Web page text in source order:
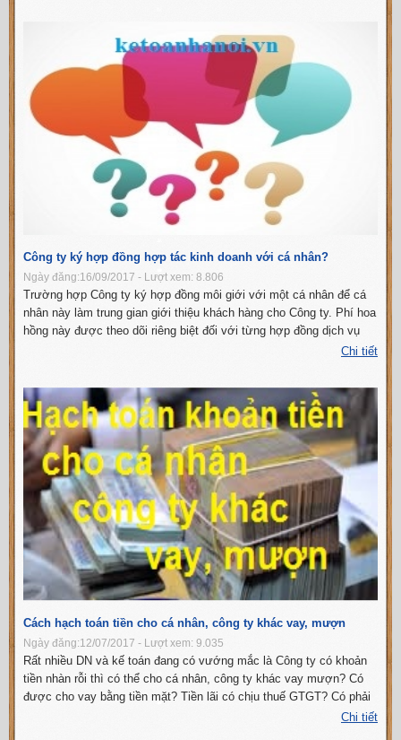
Công ty ký hợp đồng hợp tác kinh doanh với cá nhân?
Ngày đăng:16/09/2017 - Lượt xem: 8.806
Trường hợp Công ty ký hợp đồng môi giới với một cá nhân để cá
nhân này làm trung gian giới thiệu khách hàng cho Công ty. Phí hoa
hồng này được theo dõi riêng biệt đối với từng hợp đồng dịch vụ
Công ty cung cấp, thì khi tính thuế Công ty hạch toán chi phí môi
Chi tiết
Cách hạch toán tiền cho cá nhân, công ty khác vay, mượn
Ngày đăng:12/07/2017 - Lượt xem: 9.035
Rất nhiều DN và kế toán đang có vướng mắc là Công ty có khoản
tiền nhàn rỗi thì có thể cho cá nhân, công ty khác vay mượn? Có
được cho vay bằng tiền mặt? Tiền lãi có chịu thuế GTGT? Có phải
xuất hóa đơn không? KẾ TOÁN HÀ NỘI xin giải đáp các vướngChi tiết